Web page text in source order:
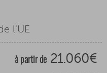
l'UE
à partir de 21.060€